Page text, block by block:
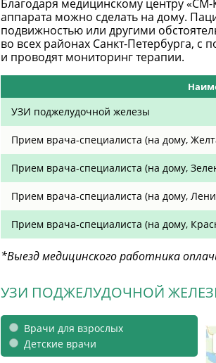
Благодаря медицинскому центру
аппарата можно сделать на дому.
подвижностью или другими
во всех районах Санкт-Петербурга,
и проводят мониторинг терапии.
УЗИ поджелудочной железы
Прием врача-специалиста (на дому,
Прием врача-специалиста (на дому,
Прием врача-специалиста (на дому,
Прием врача-специалиста (на дому,
*Выезд медицинского работника
УЗИ ПОДЖЕЛУДОЧНОЙ
Врачи для взрослых
Детские врачи